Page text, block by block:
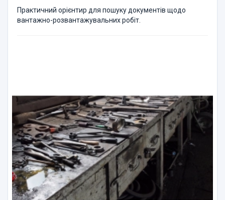
Практичний орієнтир для пошуку документів щодо
вантажно-розвантажувальних робіт.